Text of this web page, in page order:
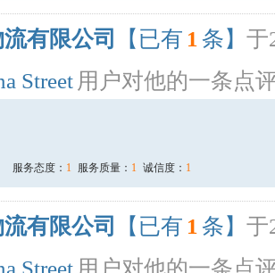
有限公司 【已有 1 条】 于
Street 用户对他的一条点
服务态度： 1 服务质量： 1 诚信度： 1
有限公司 【已有 1 条】 于
Street 用户对他的一条点